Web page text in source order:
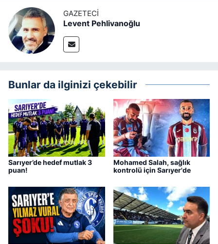
GAZETECI
Levent Pehlivanoğlu
Bunlar da ilginizi çekebilir
Sarıyer’de hedef mutlak 3
puan!
Mohamed Salah, sağlık
kontrolü için Sarıyer'de